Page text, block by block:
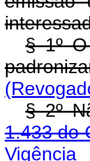
§ 1º
§ 2º
1.433 do
Vigência